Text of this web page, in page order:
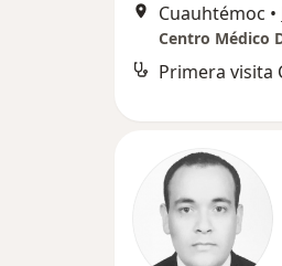
Cuauhtémoc •
Centro Médico